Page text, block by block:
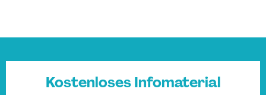
Kostenloses Infomaterial